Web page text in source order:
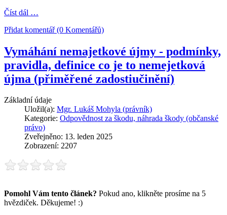
Číst dál …
Přidat komentář (0 Komentářů)
Vymáhání nemajetkové újmy - podmínky,
pravidla, definice co je to nemejetková
újma (přiměřené zadostiučinění)
Základní údaje
Uložil(a): Mgr. Lukáš Mohyla (právník)
Kategorie: Odpovědnost za škodu, náhrada škody (občanské
právo)
Zveřejněno: 13. leden 2025
Zobrazení: 2207
Pomohl Vám tento článek? Pokud ano, klikněte prosíme na 5
hvězdiček. Děkujeme! :)